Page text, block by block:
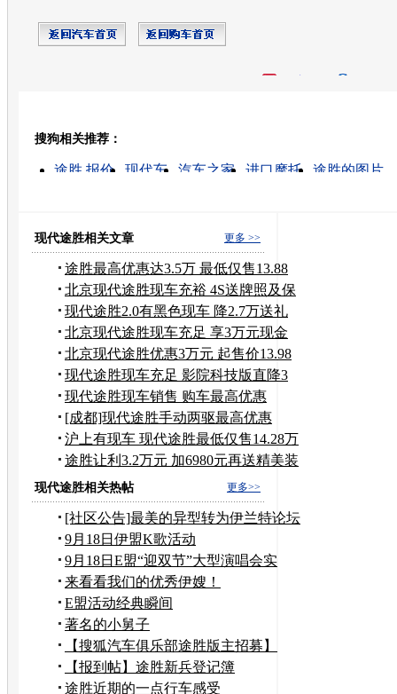
搜狗相关推荐：
途胜 报价 现代车 汽车之家 进口摩托
途胜的图片
更多 >>
现代途胜相关文章
途胜最高优惠达3.5万 最低仅售13.88
万
北京现代途胜现车充裕 4S送牌照及保
险
现代途胜2.0有黑色现车 降2.7万送礼
包
北京现代途胜现车充足 享3万元现金
优惠
北京现代途胜优惠3万元 起售价13.98
万
现代途胜现车充足 影院科技版直降3
万元
现代途胜现车销售 购车最高优惠
30000元
[成都]现代途胜手动两驱最高优惠
30000元
沪上有现车 现代途胜最低仅售14.28万
元
途胜让利3.2万元 加6980元再送精美装
饰
更多>>
现代途胜相关热帖
[社区公告]最美的异型转为伊兰特论坛
正式斑竹
9月18日伊盟K歌活动
9月18日E盟“迎双节”大型演唱会实
录！
来看看我们的优秀伊嫂！
E盟活动经典瞬间
著名的小舅子
【搜狐汽车俱乐部途胜版主招募】
【报到帖】途胜新兵登记簿
途胜近期的一点行车感受